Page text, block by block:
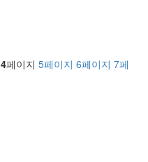
4페이지 5페이지 6페이지 7페